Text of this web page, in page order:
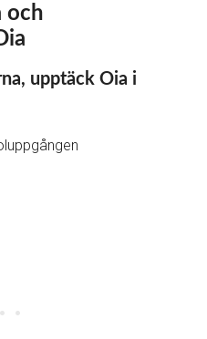
och
upptäck Oia i